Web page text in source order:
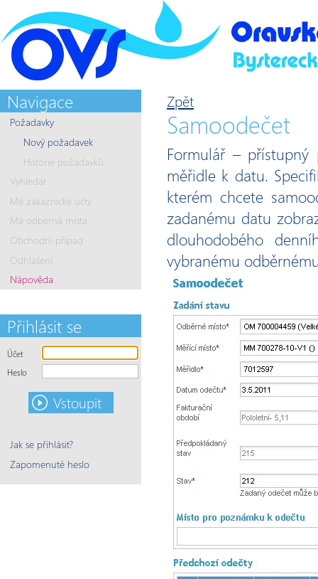
Navigace
Požadavky
Nový požadavek
Historie požadavků
Vyhledat
Mé zákaznické účty
Má odběrná místa
Obchodní případ
Odhlášení
Nápověda
Přihlásit se
Účet
Heslo
Jak se přihlásit?
Zapomenuté heslo
Zpět
Samoodečet
Formulář –
měřidle k datu.
kterém chcete
zadanému datu
dlouhodobého
vybranému